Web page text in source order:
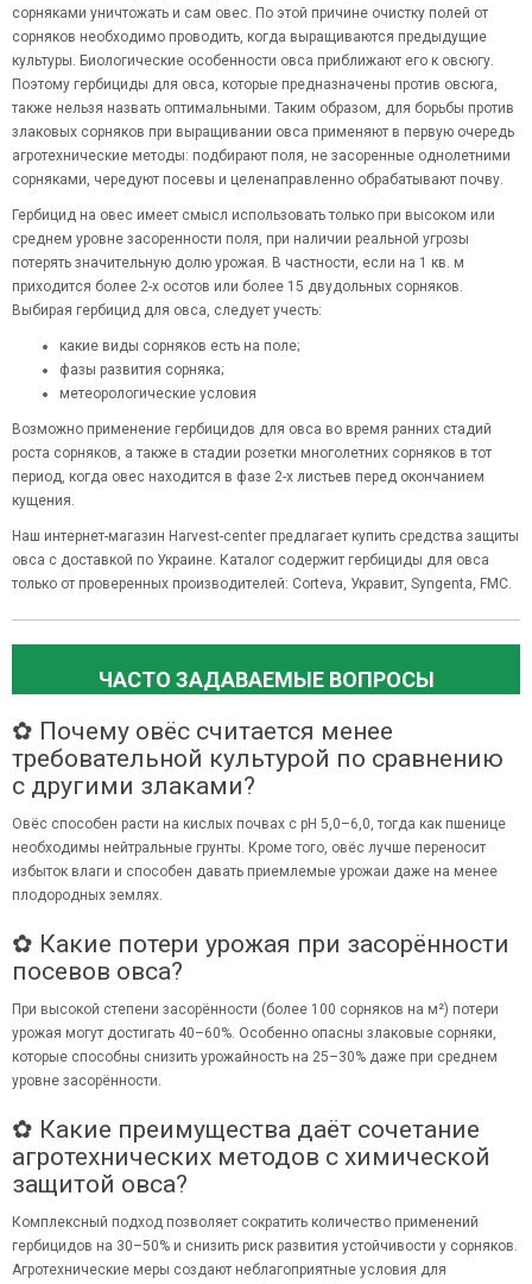
сорняками уничтожать и сам овес. По этой причине очистку полей от
сорняков необходимо проводить, когда выращиваются предыдущие
культуры. Биологические особенности овса приближают его к овсюгу.
Поэтому гербициды для овса, которые предназначены против овсюга,
также нельзя назвать оптимальными. Таким образом, для борьбы против
злаковых сорняков при выращивании овса применяют в первую очередь
агротехнические методы: подбирают поля, не засоренные однолетними
сорняками, чередуют посевы и целенаправленно обрабатывают почву.
Гербицид на овес имеет смысл использовать только при высоком или
среднем уровне засоренности поля, при наличии реальной угрозы
потерять значительную долю урожая. В частности, если на 1 кв. м
приходится более 2-х осотов или более 15 двудольных сорняков.
Выбирая гербицид для овса, следует учесть:
какие виды сорняков есть на поле;
фазы развития сорняка;
метеорологические условия
Возможно применение гербицидов для овса во время ранних стадий
роста сорняков, а также в стадии розетки многолетних сорняков в тот
период, когда овес находится в фазе 2-х листьев перед окончанием
кущения.
Наш интернет-магазин Harvest-center предлагает купить средства защиты
овса с доставкой по Украине. Каталог содержит гербициды для овса
только от проверенных производителей: Corteva, Укравит, Syngenta, FMC.
ЧАСТО ЗАДАВАЕМЫЕ ВОПРОСЫ
✿ Почему овёс считается менее
требовательной культурой по сравнению
с другими злаками?
Овёс способен расти на кислых почвах с pH 5,0–6,0, тогда как пшенице
необходимы нейтральные грунты. Кроме того, овёс лучше переносит
избыток влаги и способен давать приемлемые урожаи даже на менее
плодородных землях.
✿ Какие потери урожая при засорённости
посевов овса?
При высокой степени засорённости (более 100 сорняков на м²) потери
урожая могут достигать 40–60%. Особенно опасны злаковые сорняки,
которые способны снизить урожайность на 25–30% даже при среднем
уровне засорённости.
✿ Какие преимущества даёт сочетание
агротехнических методов с химической
защитой овса?
Комплексный подход позволяет сократить количество применений
гербицидов на 30–50% и снизить риск развития устойчивости у сорняков.
Агротехнические меры создают неблагоприятные условия для